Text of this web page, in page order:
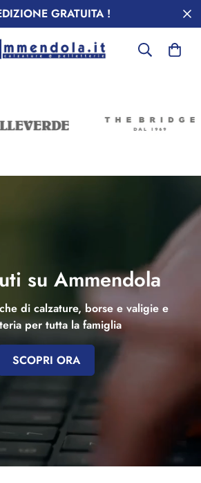
GRATUITA !
su Ammendola
di calzature, borse e valigie e
per tutta la famiglia
SCOPRI ORA